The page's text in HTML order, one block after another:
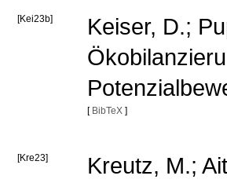
[Kei23b]
Keiser, D.;
[ BibTeX ]
[Kre23]
Kreutz, M.;